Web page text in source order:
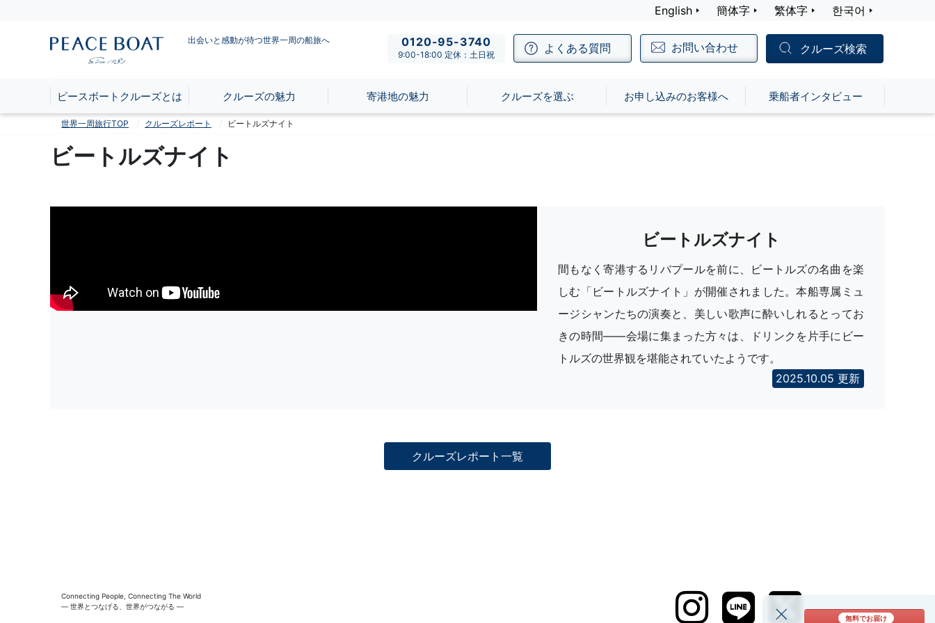
English 簡体字 繁体字 한국어
出会いと感動が待つ世界一周の船旅へ 0120-95-3740
9:00-18:00 定休：土日祝 よくある質問 お問い合わせ クルーズ検索
ピースボートクルーズとは クルーズの魅力 寄港地の魅力 クルーズを選ぶ お申し込みのお客様へ 乗船者インタビュー
無料でお届け
世界一周旅行TOP クルーズレポート ビートルズナイト
ビートルズナイト
ビートルズナイト
間もなく寄港するリバプールを前に、ビートルズの名曲を楽
しむ「ビートルズナイト」が開催されました。本船専属ミュ
ージシャンたちの演奏と、美しい歌声に酔いしれるとってお
きの時間――会場に集まった方々は、ドリンクを片手にビー
トルズの世界観を堪能されていたようです。
2025.10.05 更新
クルーズレポート一覧
Connecting People, Connecting The World
― 世界とつなげる、世界がつながる ―